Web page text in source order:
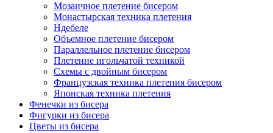
Мозаичное плетение бисером
Монастырская техника плетения
Ндебеле
Объемное плетение бисером
Параллельное плетение бисером
Плетение игольчатой техникой
Схемы с двойным бисером
Французская техника плетения бисером
Японская техника плетения
Фенечки из бисера
Фигурки из бисера
Цветы из бисера